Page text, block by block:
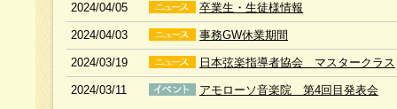
2024/04/05 卒業生・生徒様情報
2024/04/03 事務GW休業期間
2024/03/19 日本弦楽指導者協会 マスタークラス
2024/03/11 アモローソ音楽院 第4回目発表会